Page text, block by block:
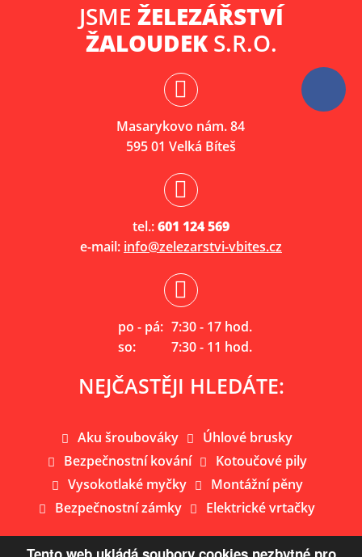
JSME ŽELEZÁŘSTVÍ
ŽALOUDEKS.R.O.
Masarykovo nám. 84
595 01 Velká Bíteš
tel.:601 124 569
e-mail: info@zelezarstvi-vbites.cz
po - pá: 7:30 - 17 hod.
so:
7:30 - 11 hod.
NEJČASTĚJI HLEDÁTE:
Aku šroubováky
Úhlové brusky
Bezpečnostní kování
Kotoučové pily
Vysokotlaké myčky
Montážní pěny
Bezpečnostní zámky
Elektrické vrtačky